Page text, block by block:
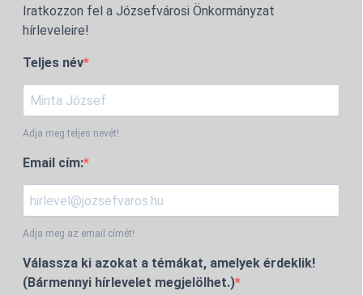
Iratkozzon fel a Józsefvárosi Önkormányzat
hírleveleire!
Teljes név
Adja meg teljes nevét!
Email cím:
Adja meg az email címét!
Válassza ki azokat a témákat, amelyek érdeklik!
(Bármennyi hírlevelet megjelölhet.)